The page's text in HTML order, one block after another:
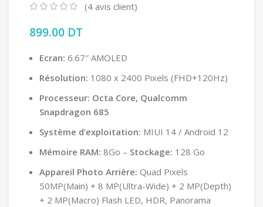
(4 avis client)
899.00 DT
Ecran: 6.67″ AMOLED
Résolution: 1080 x 2400 Pixels (FHD+120Hz)
Processeur: Octa Core, Qualcomm
Snapdragon 685
Système d’exploitation: MIUI 14 / Android 12
Mémoire RAM: 8Go – Stockage: 128 Go
Appareil Photo Arrière: Quad Pixels
50MP(Main) + 8 MP(Ultra-Wide) + 2 MP(Depth)
+ 2 MP(Macro) Flash LED, HDR, Panorama